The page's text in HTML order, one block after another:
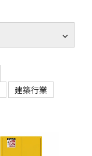
建築行業